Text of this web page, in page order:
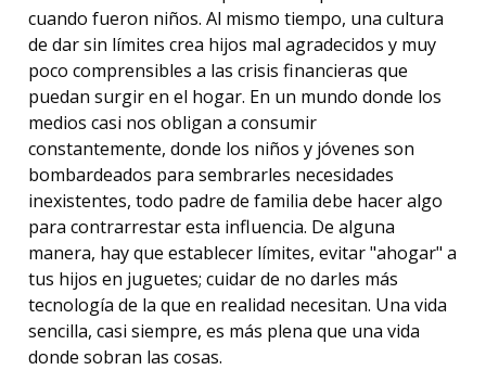
cuando fueron niños. Al mismo tiempo, una cultura
de dar sin límites crea hijos mal agradecidos y muy
poco comprensibles a las crisis financieras que
puedan surgir en el hogar. En un mundo donde los
medios casi nos obligan a consumir
constantemente, donde los niños y jóvenes son
bombardeados para sembrarles necesidades
inexistentes, todo padre de familia debe hacer algo
para contrarrestar esta influencia. De alguna
manera, hay que establecer límites, evitar "ahogar" a
tus hijos en juguetes; cuidar de no darles más
tecnología de la que en realidad necesitan. Una vida
sencilla, casi siempre, es más plena que una vida
donde sobran las cosas.